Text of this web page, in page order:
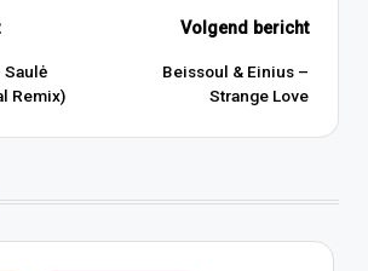
Saulė
Remix)
Volgend bericht
Beissoul & Einius –
Strange Love